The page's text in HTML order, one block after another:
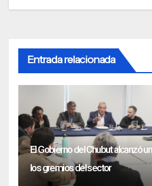
Entrada relacionada
El Gobierno del Chubut alcanzó
los gremios del sector